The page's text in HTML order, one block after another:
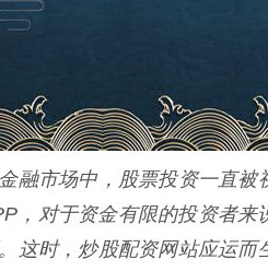
融市场中，股票投资一直
，对于资金有限的投资者
这时，炒股配资网站应运